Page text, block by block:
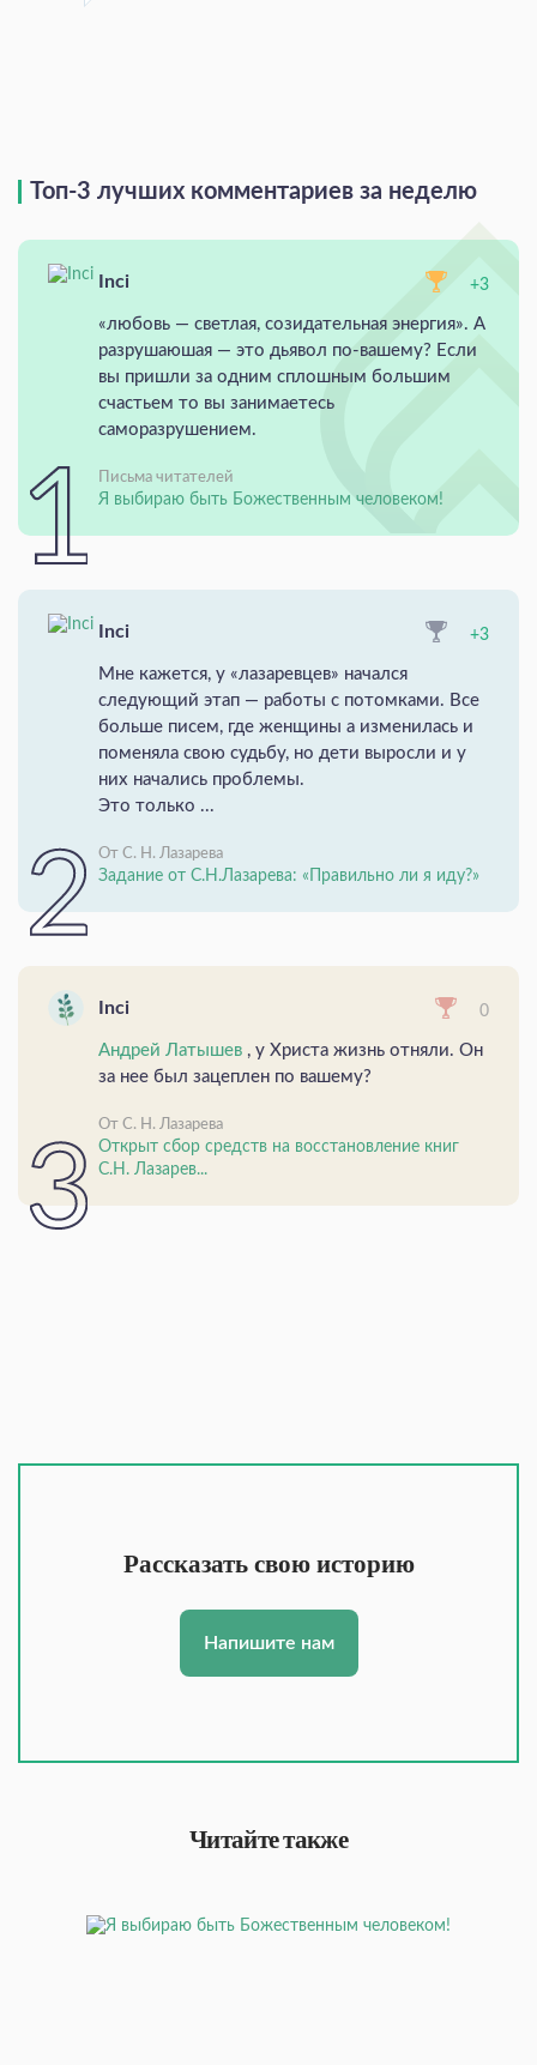
Топ-3 лучших комментариев за неделю
Inci +3
«любовь — светлая, созидательная энергия». А
разрушаюшая — это дьявол по-вашему? Если
вы пришли за одним сплошным большим
счастьем то вы занимаетесь
саморазрушением.
Письма читателей
Я выбираю быть Божественным человеком!
Inci +3
Мне кажется, у «лазаревцев» начался
следующий этап — работы с потомками. Все
больше писем, где женщины а изменилась и
поменяла свою судьбу, но дети выросли и у
них начались проблемы.
Это только ...
От С. Н. Лазарева
Задание от С.Н.Лазарева: «Правильно ли я иду?»
Inci 0
Андрей Латышев , у Христа жизнь отняли. Он
за нее был зацеплен по вашему?
От С. Н. Лазарева
Открыт сбор средств на восстановление книг
С.Н. Лазарев...
Рассказать свою историю
Напишите нам
Читайте также